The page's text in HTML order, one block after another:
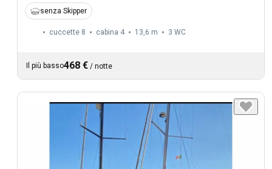
senza Skipper
cuccette 8 cabina 4 13,6 m 3 WC
Il più basso468 € / notte